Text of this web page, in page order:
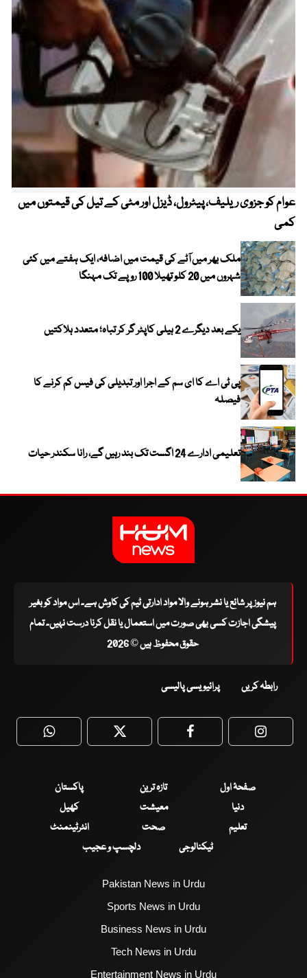
عوام کو جزوی ریلیف، پیٹرول، ڈیزل اور مٹی کے تیل کی قیمتوں میں
کمی
ملک بھر میں آٹے کی قیمت میں اضافہ، ایک ہفتے میں کئی
شہروں میں 20 کلو تھیلا 100 روپے تک مہنگا
یکے بعد دیگرے 2 ہیلی کاپٹر گر کر تباہ؛ متعدد ہلاکتیں
پی ٹی اے کا ای سم کے اجرا اور تبدیلی کی فیس کم کرنے کا
فیصلہ
تعلیمی ادارے 24 اگست تک بند رہیں گے، رانا سکندر حیات
ہم نیوز پر شائع یا نشر ہونے والا مواد ادارتی ٹیم کی کاوش ہے۔ اس مواد کو بغیر
پیشگی اجازت کسی بھی صورت میں استعمال یا نقل کرنا درست نہیں۔ تمام
حقوق محفوظ ہیں © 2026
رابطہ کریں پرائیویسی پالیسی
WhatsApp Twitter Facebook
صفحۂ اول تازہ ترین
پاکستان
دنیا
معیشت
کھیل
تعلیم
صحت
انٹرٹینمنٹ
ٹیکنالوجی
دلچسپ و عجیب
Pakistan News in Urdu
Sports News in Urdu
Business News in Urdu
Tech News in Urdu
Entertainment News in Urdu